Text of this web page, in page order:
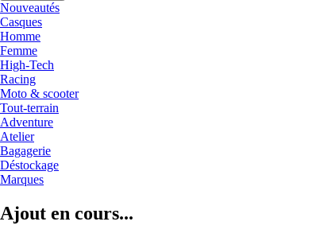
Nouveautés
Casques
Homme
Femme
High-Tech
Racing
Moto & scooter
Tout-terrain
Adventure
Atelier
Bagagerie
Déstockage
Marques
Ajout en cours...